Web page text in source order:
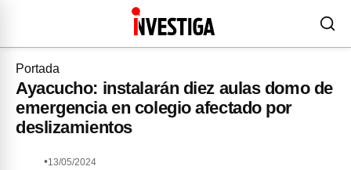
Portada
Ayacucho: instalarán diez aulas domo de
emergencia en colegio afectado por
deslizamientos
•13/05/2024